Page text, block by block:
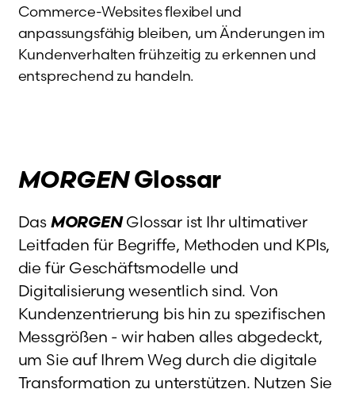
Commerce-Websites flexibel und
anpassungsfähig bleiben, um Änderungen im
Kundenverhalten frühzeitig zu erkennen und
entsprechend zu handeln.
MORGENGlossar
Das MORGENGlossar ist Ihr ultimativer
Leitfaden für Begriffe, Methoden und KPIs,
die für Geschäftsmodelle und
Digitalisierung wesentlich sind. Von
Kundenzentrierung bis hin zu spezifischen
Messgrößen - wir haben alles abgedeckt,
um Sie auf Ihrem Weg durch die digitale
Transformation zu unterstützen. Nutzen Sie